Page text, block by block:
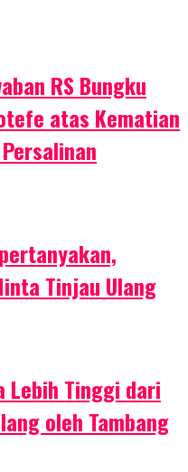
RS Bungku
atas Kematian
Tinjau Ulang
Lebih Tinggi dari
oleh Tambang